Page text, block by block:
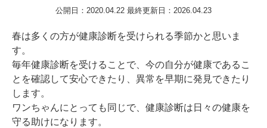
公開日：2020.04.22 最終更新日：2026.04.23
春は多くの方が健康診断を受けられる季節かと思いま
す。
毎年健康診断を受けることで、今の自分が健康であるこ
とを確認して安心できたり、異常を早期に発見できたり
します。
ワンちゃんにとっても同じで、健康診断は日々の健康を
守る助けになります。